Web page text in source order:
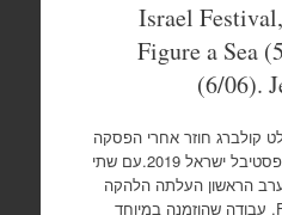
Israel
Figure a Sea
(6/06).
קולברג חוזר אחרי הפסקה
בת שנים והפעם בהזמנת פסטיבל ישראל 2019.עם שתי
הראשון העלתה הלהקה
את 'Figure a Sea' (2015 ), עבודה שהוזמנה במיוחד